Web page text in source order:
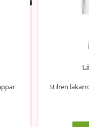
Stilren